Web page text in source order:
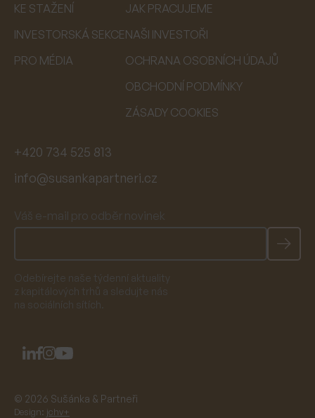
KE STAŽENÍ
INVESTORSKÁ SEKCE
PRO MÉDIA
JAK PRACUJEME
NAŠI INVESTOŘI
OCHRANA OSOBNÍCH ÚDAJŮ
OBCHODNÍ PODMÍNKY
ZÁSADY COOKIES
+420 734 525 813
info@susankapartneri.cz
Váš e-mail pro odběr novinek
Odebírejte naše týdenní aktuality
z kapitálových trhů a sledujte nás
na sociálních sítích.
© 2026 Sušánka & Partneři
Design: jchv+